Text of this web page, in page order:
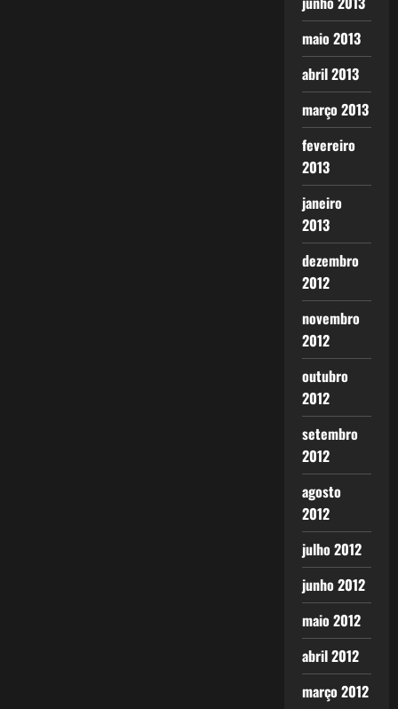
maio 2013
abril 2013
março 2013
fevereiro
2013
janeiro
2013
dezembro
2012
novembro
2012
outubro
2012
setembro
2012
agosto
2012
julho 2012
junho 2012
maio 2012
abril 2012
março 2012